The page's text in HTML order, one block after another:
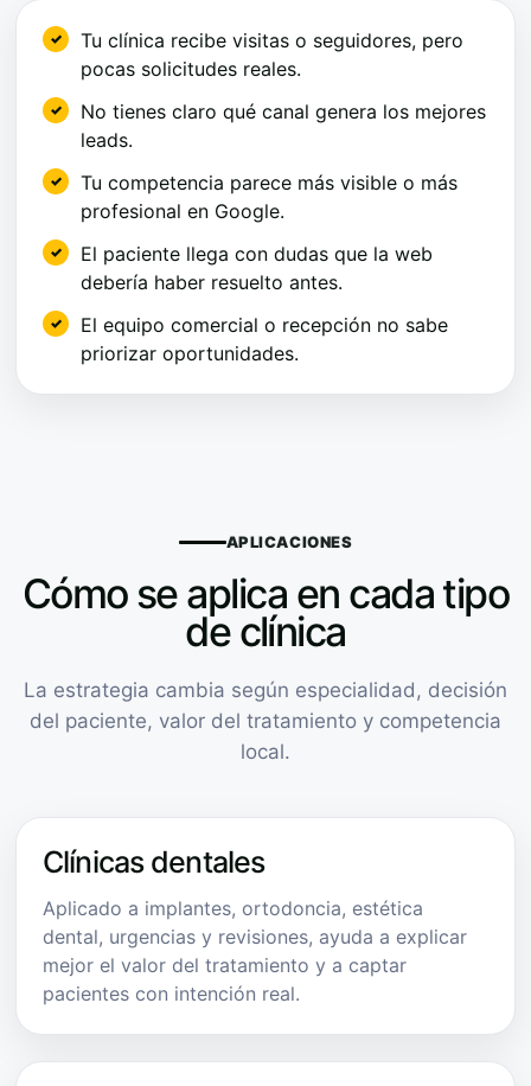
Tu clínica recibe visitas o seguidores, pero
pocas solicitudes reales.
No tienes claro qué canal genera los mejores
leads.
Tu competencia parece más visible o más
profesional en Google.
El paciente llega con dudas que la web
debería haber resuelto antes.
El equipo comercial o recepción no sabe
priorizar oportunidades.
APLICACIONES
Cómo se aplica en cada tipo
de clínica
La estrategia cambia según especialidad, decisión
del paciente, valor del tratamiento y competencia
local.
Clínicas dentales
Aplicado a implantes, ortodoncia, estética
dental, urgencias y revisiones, ayuda a explicar
mejor el valor del tratamiento y a captar
pacientes con intención real.